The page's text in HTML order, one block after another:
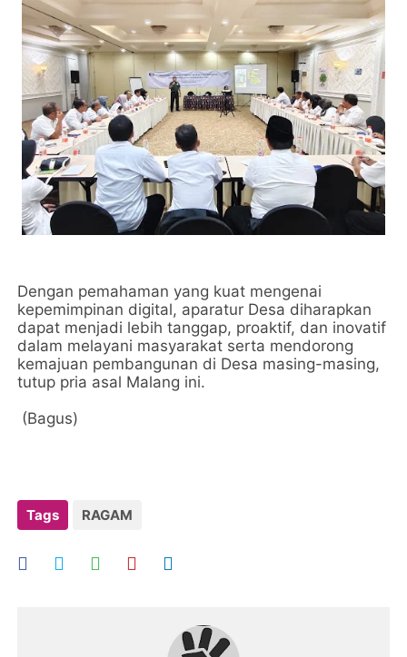
Dengan pemahaman yang kuat mengenai
kepemimpinan digital, aparatur Desa diharapkan
dapat menjadi lebih tanggap, proaktif, dan inovatif
dalam melayani masyarakat serta mendorong
kemajuan pembangunan di Desa masing-masing,
tutup pria asal Malang ini.
(Bagus)
Tags RAGAM